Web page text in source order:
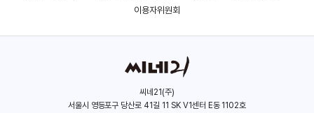
이용자위원회
씨네21(주)
서울시 영등포구 당산로 41길 11 SK V1센터 E동 1102호